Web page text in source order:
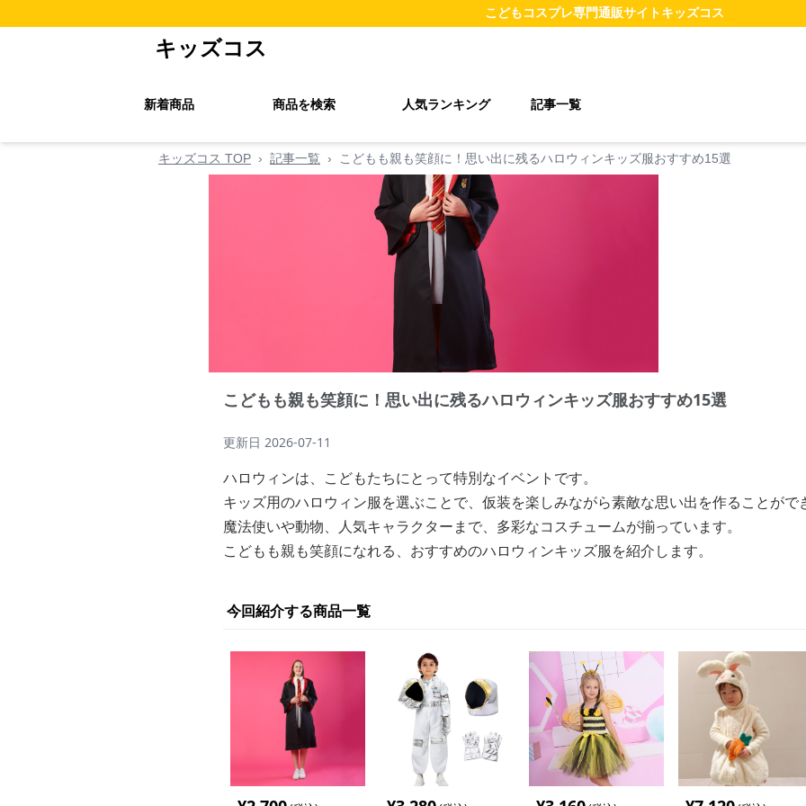
こどもコスプレ専門通販サイトキッズコス
キッズコス
新着商品 商品を検索 人気ランキング 記事一覧
キッズコス TOP › 記事一覧 › こどもも親も笑顔に！思い出に残るハロウィンキッズ服おすすめ15選
こどもも親も笑顔に！思い出に残るハロウィンキッズ服おすすめ15選
更新日 2026-07-11
ハロウィンは、こどもたちにとって特別なイベントです。
キッズ用のハロウィン服を選ぶことで、仮装を楽しみながら素敵な思い出を作ることがで
魔法使いや動物、人気キャラクターまで、多彩なコスチュームが揃っています。
こどもも親も笑顔になれる、おすすめのハロウィンキッズ服を紹介します。
今回紹介する商品一覧